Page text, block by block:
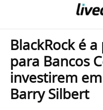
BlackRock é
para Bancos
investirem
Barry Silbert